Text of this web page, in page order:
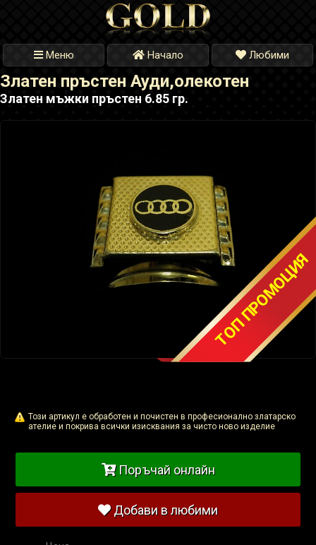
Меню Начало Любими
Златен пръстен Ауди,олекотен
Златен мъжки пръстен 6.85 гр.
ТОП ПРОМОЦИЯ
Този артикул е обработен и почистен в професионално златарско
ателие и покрива всички изисквания за чисто ново изделие
Поръчай онлайн
Добави в любими